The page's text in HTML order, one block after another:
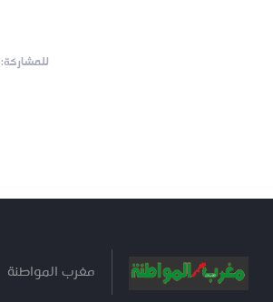
للمشاركة:
مغرب المواطنة